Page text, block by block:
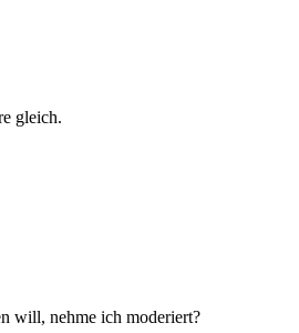
gleich.
will, nehme ich moderiert?